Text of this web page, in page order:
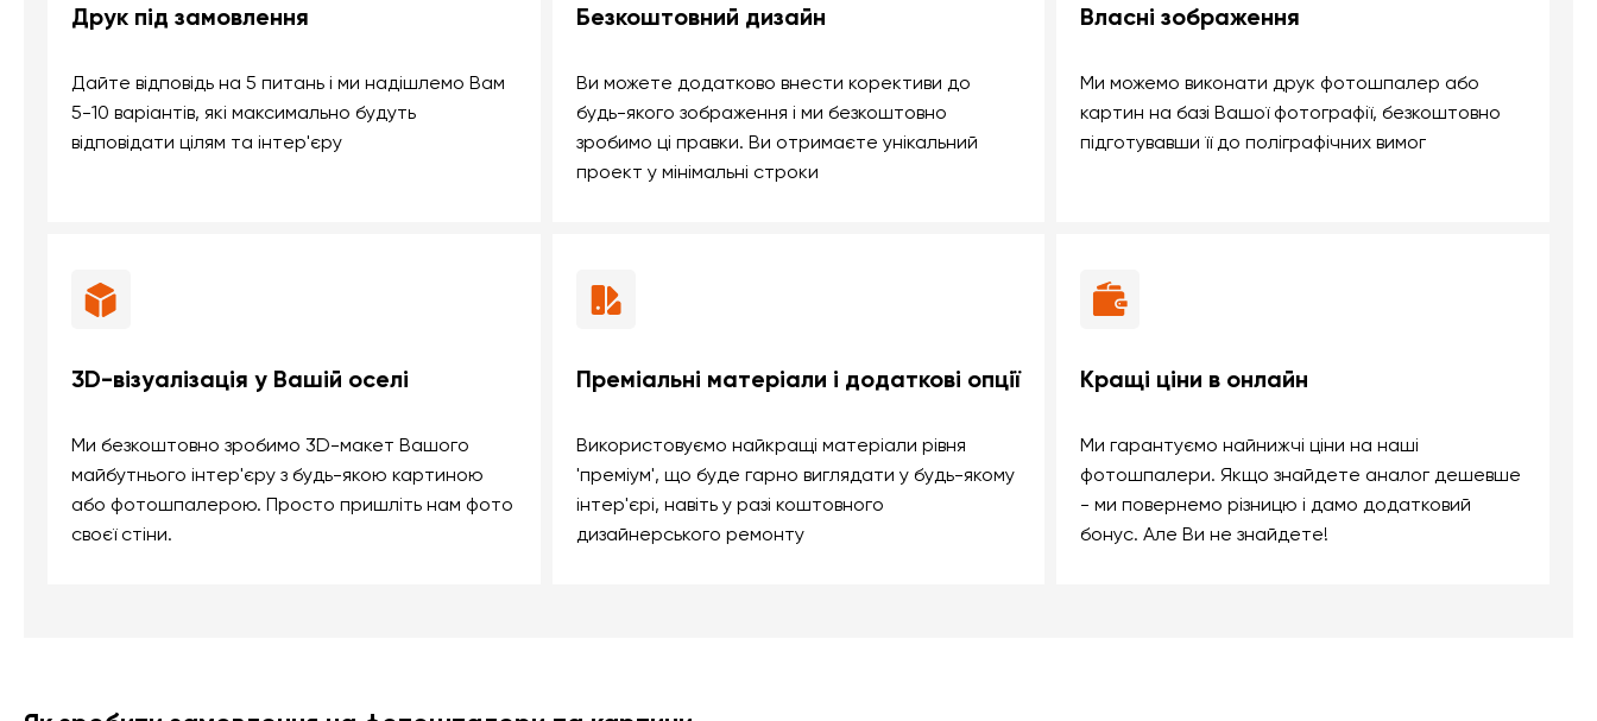
Друк під замовлення
Дайте відповідь на 5 питань і ми надішлемо Вам
5-10 варіантів, які максимально будуть
відповідати цілям та інтер'єру
Безкоштовний дизайн
Ви можете додатково внести корективи до
будь-якого зображення і ми безкоштовно
зробимо ці правки. Ви отримаєте унікальний
проект у мінімальні строки
Власні зображення
Ми можемо виконати друк фотошпалер або
картин на базі Вашої фотографії, безкоштовно
підготувавши її до поліграфічних вимог
3D-візуалізація у Вашій оселі
Ми безкоштовно зробимо 3D-макет Вашого
майбутнього інтер'єру з будь-якою картиною
або фотошпалерою. Просто пришліть нам фото
своєї стіни.
Преміальні матеріали і додаткові опції
Використовуємо найкращі матеріали рівня
'преміум', що буде гарно виглядати у будь-якому
інтер'єрі, навіть у разі коштовного
дизайнерського ремонту
Кращі ціни в онлайн
Ми гарантуємо найнижчі ціни на наші
фотошпалери. Якщо знайдете аналог дешевше
- ми повернемо різницю і дамо додатковий
бонус. Але Ви не знайдете!